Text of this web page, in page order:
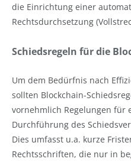
die Einrichtung einer
Rechtsdurchsetzung
Schiedsregeln für die
Um dem Bedürfnis nach
sollten Blockchain-
vornehmlich Regelungen für
Durchführung des
Dies umfasst u.a. kurze
Rechtsschriften, die nur in